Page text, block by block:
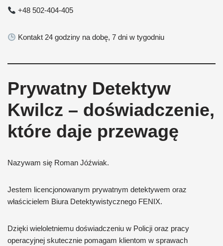
+48 502-404-405
Kontakt 24 godziny na dobę, 7 dni w tygodniu
Prywatny Detektyw
Kwilcz – doświadczenie,
które daje przewagę
Nazywam się Roman Jóźwiak.
Jestem licencjonowanym prywatnym detektywem oraz
właścicielem Biura Detektywistycznego FENIX.
Dzięki wieloletniemu doświadczeniu w Policji oraz pracy
operacyjnej skutecznie pomagam klientom w sprawach